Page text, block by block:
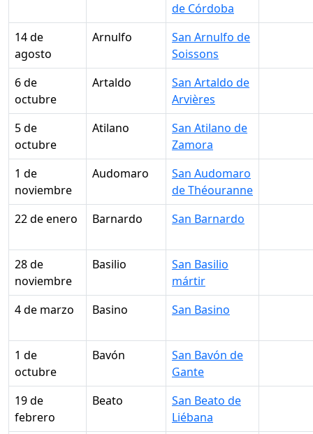
de Córdoba
14 de
agosto
Arnulfo
San Arnulfo de
Soissons
6 de
octubre
Artaldo
San Artaldo de
Arvières
5 de
octubre
Atilano
San Atilano de
Zamora
1 de
noviembre
Audomaro
San Audomaro
de Théouranne
22 de enero
Barnardo San Barnardo
28 de
noviembre
Basilio
San Basilio
mártir
4 de marzo
Basino San Basino
1 de
octubre
Bavón
San Bavón de
Gante
19 de
febrero
Beato
San Beato de
Liébana